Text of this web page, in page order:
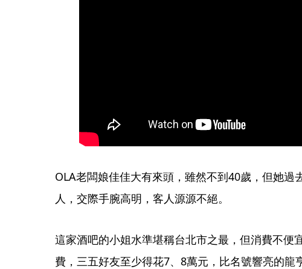
OLA老闆娘佳佳大有來頭，雖然不到40歲，但她過
人，交際手腕高明，客人源源不絕。
這家酒吧的小姐水準堪稱台北市之最，但消費不便
費，三五好友至少得花7、8萬元，比名號響亮的龍